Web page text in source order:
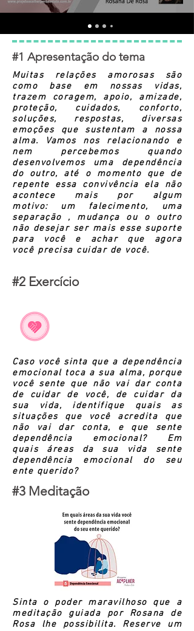
#1 Apresentação do tema
Muitas relações amorosas são
como base em nossas vidas,
trazem coragem, apoio, amizade,
proteção, cuidados, conforto,
soluções, respostas, diversas
emoções que sustentam a nossa
alma. Vamos nos relacionando e
nem percebemos quando
desenvolvemos uma dependência
do outro, até o momento que de
repente essa convivência ela não
acontece mais por algum
motivo: um falecimento, uma
separação , mudança ou o outro
não desejar ser mais esse suporte
para você e achar que agora
você precisa cuidar de você.
#2 Exercício
Caso você sinta que a dependência
emocional toca a sua alma, porque
você sente que não vai dar conta
de cuidar de você, de cuidar da
sua vida, identifique quais as
situações que você acredita que
não vai dar conta, e que sente
dependência emocional? Em
quaisáreas da sua vida sente
dependência emocional do seu
ente querido?
#3 Meditação
Sinta o poder maravilhoso que a
meditação guiada por Rosana de
Rosa lhe possibilita. Reserve um